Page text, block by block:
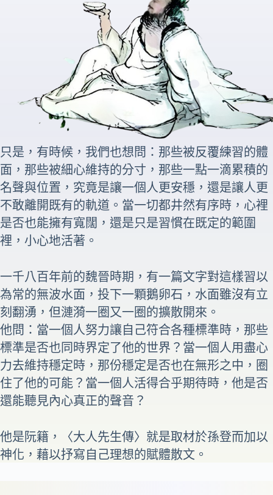
只是，有時候，我們也想問：那些被反覆練習的體
面，那些被細心維持的分寸，那些一點一滴累積的
名聲與位置，究竟是讓一個人更安穩，還是讓人更
不敢離開既有的軌道。當一切都井然有序時，心裡
是否也能擁有寬闊，還是只是習慣在既定的範圍
裡，小心地活著。
一千八百年前的魏晉時期，有一篇文字對這樣習以
為常的無波水面，投下一顆鵝卵石，水面雖沒有立
刻翻湧，但漣漪一圈又一圈的擴散開來。
他問：當一個人努力讓自己符合各種標準時，那些
標準是否也同時界定了他的世界？當一個人用盡心
力去維持穩定時，那份穩定是否也在無形之中，圈
住了他的可能？當一個人活得合乎期待時，他是否
還能聽見內心真正的聲音？
他是阮籍，〈大人先生傳〉就是取材於孫登而加以
神化，藉以抒寫自己理想的賦體散文。